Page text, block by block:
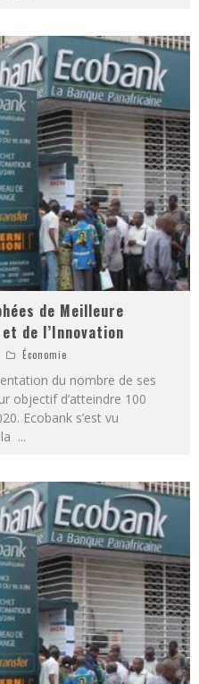
de Meilleure
de l’Innovation
Économie
du nombre de ses
objectif d’atteindre 100
Ecobank s’est vu
...